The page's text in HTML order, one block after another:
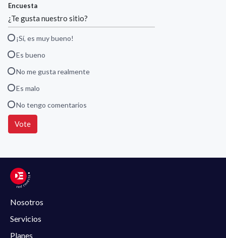
Encuesta
¿Te gusta nuestro sitio?
¡Sí, es muy bueno!
Es bueno
No me gusta realmente
Es malo
No tengo comentarios
Vote
Nosotros
Servicios
Planes